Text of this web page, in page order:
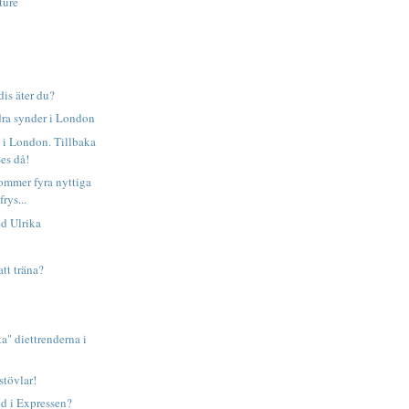
äter du?
synder i London
i London. Tillbaka
då!
fyra nyttiga
Ulrika
träna?
diettrenderna i
i Expressen?